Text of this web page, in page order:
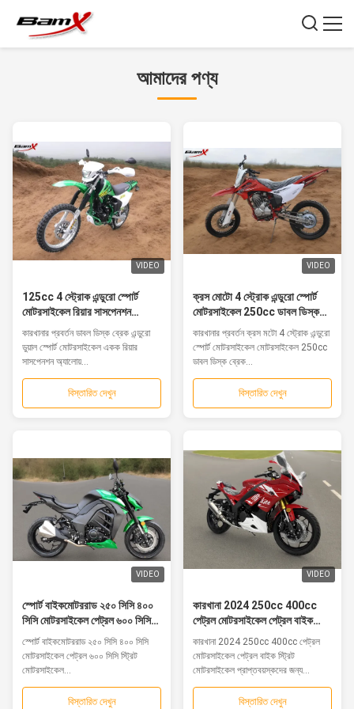
আমাদের পণ্য
VIDEO
125cc 4 স্ট্রোক এন্ডুরো স্পোর্ট
মোটরসাইকেল রিয়ার সাসপেনশন
150cc ডাবল ডিস্ক ব্রেক মনো
কারখানার প্রবর্তন ডাবল ডিস্ক ব্রেক এন্ডুরো
ডুয়াল স্পোর্ট মোটরসাইকেল একক রিয়ার
সাসপেনশন অ্যালোয়...
বিস্তারিত দেখুন
VIDEO
ক্রস মোটো 4 স্ট্রোক এন্ডুরো স্পোর্ট
মোটরসাইকেল 250cc ডাবল ডিস্ক
কারখানার প্রবর্তন ক্রস মটো 4 স্ট্রোক এন্ডুরো
স্পোর্ট মোটরসাইকেল মোটরসাইকেল 250cc
ডাবল ডিস্ক ব্রেক...
বিস্তারিত দেখুন
VIDEO
স্পোর্ট বাইকমোটররাড ২৫০ সিসি ৪০০
সিসি মোটরসাইকেল পেট্রল ৬০০ সিসি
স্ট্রিট মোটরসাইকেল প্রাপ্তবয়স্কদের
জন্য ২৫০ সিসি জিনিস স্ট্রিবাইক ডুকাটি
স্পোর্ট বাইকমোটররাড ২৫০ সিসি ৪০০ সিসি
মোটরসাইকেল পেট্রল ৬০০ সিসি স্ট্রিট
মোটরসাইকেল...
বিস্তারিত দেখুন
VIDEO
কারখানা 2024 250cc 400cc
পেট্রল মোটরসাইকেল পেট্রল বাইক
স্ট্রিট মোটরসাইকেল প্রাপ্তবয়স্কদের
জন্য 250cc এন্ডুরো মোটরসাইকেল
রেসিং
কারখানা 2024 250cc 400cc পেট্রল
মোটরসাইকেল পেট্রল বাইক স্ট্রিট
মোটরসাইকেল প্রাপ্তবয়স্কদের জন্য...
বিস্তারিত দেখুন